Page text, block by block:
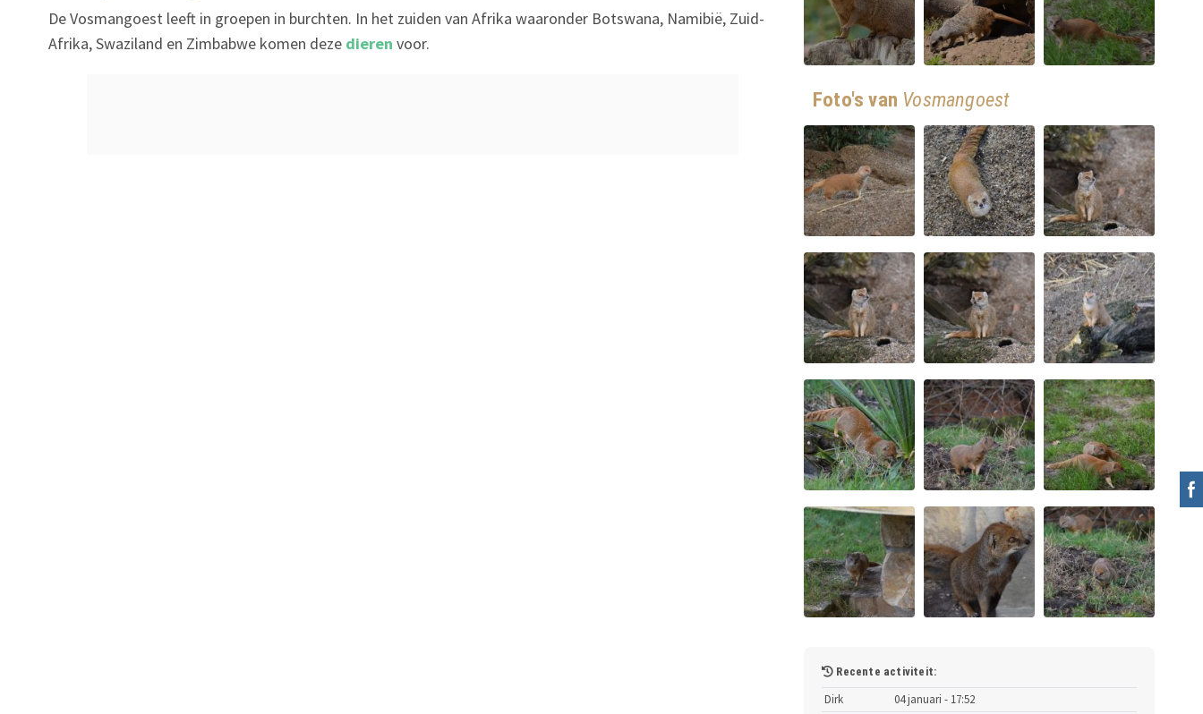
De Vosmangoest leeft in groepen in burchten. In het zuiden van Afrika waaronder Botswana, Namibië, Zuid-
Afrika, Swaziland en Zimbabwe komen deze dieren voor.
Foto's van Vosmangoest
Recente activiteit:
Dirk
04 januari - 17:52